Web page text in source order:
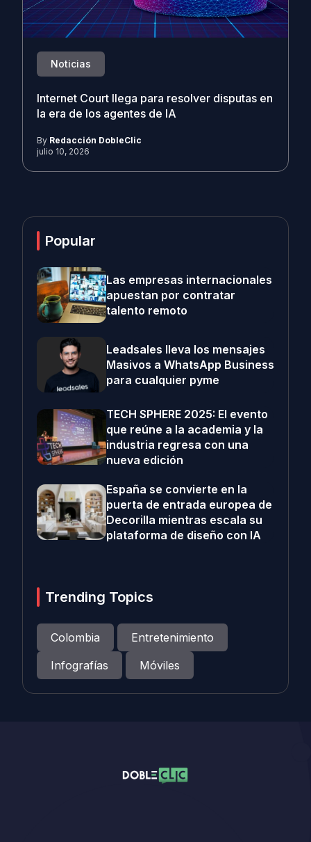
Noticias
Internet Court llega para resolver disputas en
la era de los agentes de IA
By Redacción DobleClic
julio 10, 2026
Popular
Las empresas internacionales
apuestan por contratar
talento remoto
Leadsales lleva los mensajes
Masivos a WhatsApp Business
para cualquier pyme
TECH SPHERE 2025: El evento
que reúne a la academia y la
industria regresa con una
nueva edición
España se convierte en la
puerta de entrada europea de
Decorilla mientras escala su
plataforma de diseño con IA
Trending Topics
Colombia
Entretenimiento
Infografías
Móviles